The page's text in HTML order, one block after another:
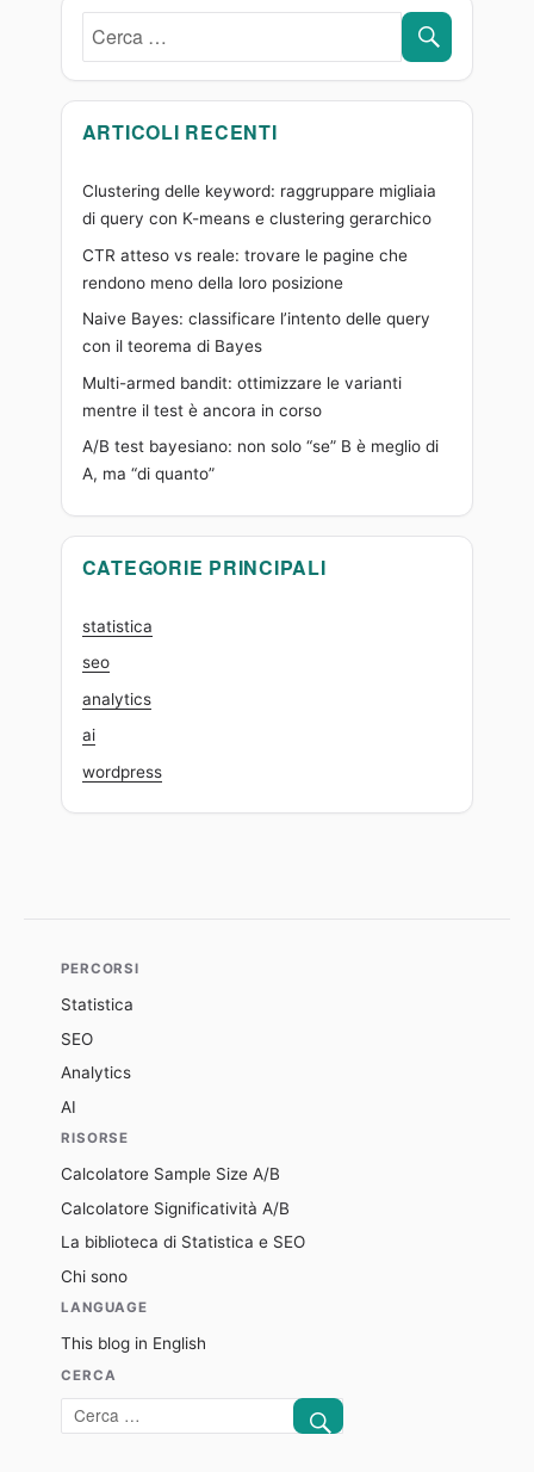
di
misura
CERCA
ARTICOLI RECENTI
Clustering delle keyword: raggruppare migliaia
di query con K-means e clustering gerarchico
CTR atteso vs reale: trovare le pagine che
rendono meno della loro posizione
Naive Bayes: classificare l’intento delle query
con il teorema di Bayes
Multi-armed bandit: ottimizzare le varianti
mentre il test è ancora in corso
A/B test bayesiano: non solo “se” B è meglio di
A, ma “di quanto”
CATEGORIE PRINCIPALI
statistica
seo
analytics
ai
wordpress
PERCORSI
Statistica
SEO
Analytics
AI
RISORSE
Calcolatore Sample Size A/B
Calcolatore Significatività A/B
La biblioteca di Statistica e SEO
Chi sono
LANGUAGE
This blog in English
CERCA
Cerca: CERCA